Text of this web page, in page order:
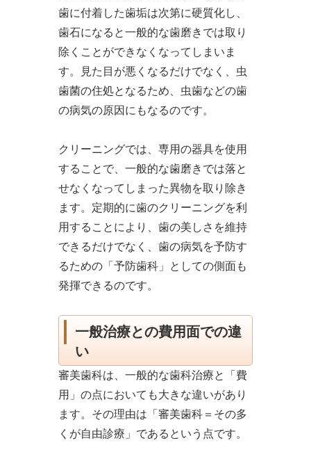
歯に付着した歯垢は次第に硬質化し、
歯石になると一般的な歯磨きでは取り
除くことができなくなってしまいま
す。見た目が悪くなるだけでなく、虫
歯菌の住処となるため、虫歯などの歯
の病気の原因にもなるのです。
クリーニングでは、専用の器具を使用
することで、一般的な歯磨きでは落と
せなくなってしまった異物を取り除き
ます。定期的に歯のクリーニングを利
用することにより、歯の美しさを維持
できるだけでなく、歯の病気を予防す
るための「予防歯科」としての側面も
発揮できるのです。
一般治療との費用面での違
い
審美歯科は、一般的な歯科治療と「費
用」の点においても大きな違いがあり
ます。その理由は「審美歯科＝その多
くが自由診療」であるという点です。